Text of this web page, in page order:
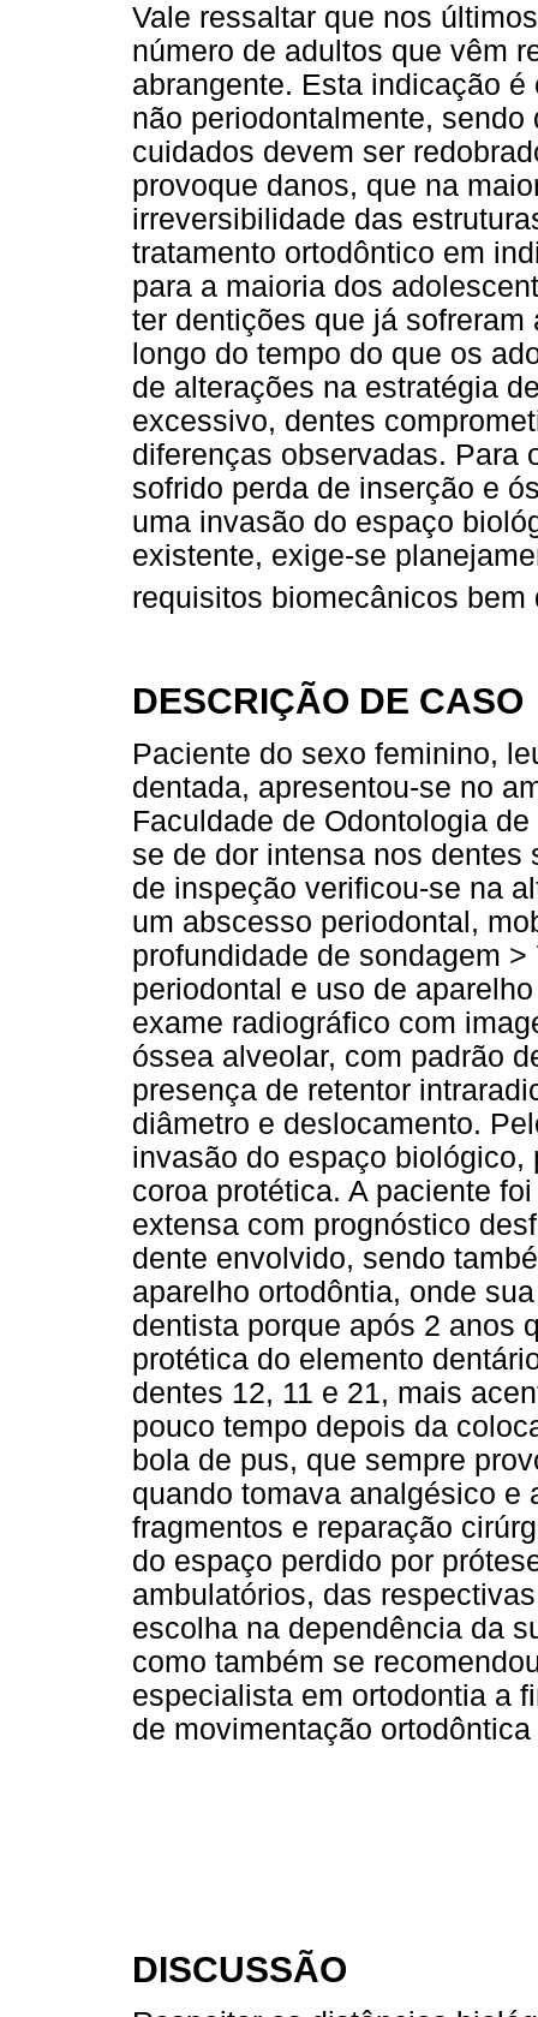
Vale ressaltar que nos
número de adultos que vêm
abrangente. Esta indicação
não periodontalmente,
cuidados devem ser
provoque danos, que na
irreversibilidade das
tratamento ortodôntico em
para a maioria dos
ter dentições que já
longo do tempo do que os
de alterações na estratégia
excessivo, dentes
diferenças observadas. Para
sofrido perda de inserção e
uma invasão do espaço
existente, exige-se
requisitos biomecânicos
DESCRIÇÃO DE CASO
Paciente do sexo feminino,
dentada, apresentou-se no
Faculdade de Odontologia
se de dor intensa nos
de inspeção verificou-se na
um abscesso periodontal,
profundidade de sondagem
periodontal e uso de
exame radiográfico com
óssea alveolar, com padrão
presença de retentor
diâmetro e deslocamento.
invasão do espaço biológico,
coroa protética. A paciente
extensa com prognóstico
dente envolvido, sendo
aparelho ortodôntia, onde
dentista porque após 2 anos
protética do elemento
dentes 12, 11 e 21, mais
pouco tempo depois da
bola de pus, que sempre
quando tomava analgésico e
fragmentos e reparação
do espaço perdido por
ambulatórios, das
escolha na dependência da
como também se
especialista em ortodontia a
de movimentação ortodôntica
DISCUSSÃO